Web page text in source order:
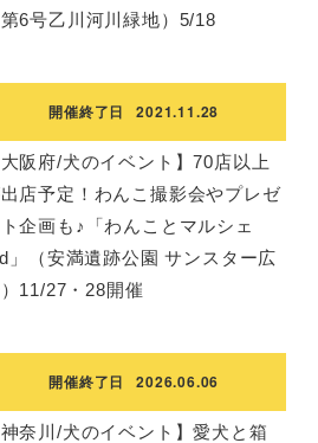
6号乙川河川緑地）5/18
開催終了日 2021.11.28
大阪府/犬のイベント】70店以上
店予定！わんこ撮影会やプレゼ
企画も♪「わんことマルシェ
」（安満遺跡公園 サンスター広
11/27・28開催
開催終了日 2026.06.06
神奈川/犬のイベント】愛犬と箱